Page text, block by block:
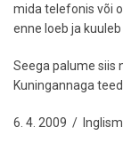
mida telefonis või
enne loeb ja kuuleb
Seega palume siis
Kuningannaga
6. 4. 2009 /